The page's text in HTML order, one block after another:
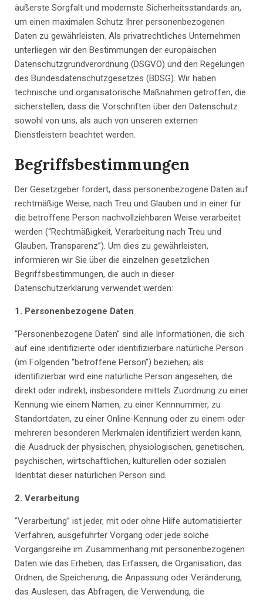
äußerste Sorgfalt und modernste Sicherheitsstandards an,
um einen maximalen Schutz Ihrer personenbezogenen
Daten zu gewährleisten. Als privatrechtliches Unternehmen
unterliegen wir den Bestimmungen der europäischen
Datenschutzgrundverordnung (DSGVO) und den Regelungen
des Bundesdatenschutzgesetzes (BDSG). Wir haben
technische und organisatorische Maßnahmen getroffen, die
sicherstellen, dass die Vorschriften über den Datenschutz
sowohl von uns, als auch von unseren externen
Dienstleistern beachtet werden.
Begriffsbestimmungen
Der Gesetzgeber fordert, dass personenbezogene Daten auf
rechtmäßige Weise, nach Treu und Glauben und in einer für
die betroffene Person nachvollziehbaren Weise verarbeitet
werden (“Rechtmäßigkeit, Verarbeitung nach Treu und
Glauben, Transparenz”). Um dies zu gewährleisten,
informieren wir Sie über die einzelnen gesetzlichen
Begriffsbestimmungen, die auch in dieser
Datenschutzerklärung verwendet werden:
1. Personenbezogene Daten
“Personenbezogene Daten” sind alle Informationen, die sich
auf eine identifizierte oder identifizierbare natürliche Person
(im Folgenden “betroffene Person”) beziehen; als
identifizierbar wird eine natürliche Person angesehen, die
direkt oder indirekt, insbesondere mittels Zuordnung zu einer
Kennung wie einem Namen, zu einer Kennnummer, zu
Standortdaten, zu einer Online-Kennung oder zu einem oder
mehreren besonderen Merkmalen identifiziert werden kann,
die Ausdruck der physischen, physiologischen, genetischen,
psychischen, wirtschaftlichen, kulturellen oder sozialen
Identität dieser natürlichen Person sind.
2. Verarbeitung
“Verarbeitung” ist jeder, mit oder ohne Hilfe automatisierter
Verfahren, ausgeführter Vorgang oder jede solche
Vorgangsreihe im Zusammenhang mit personenbezogenen
Daten wie das Erheben, das Erfassen, die Organisation, das
Ordnen, die Speicherung, die Anpassung oder Veränderung,
das Auslesen, das Abfragen, die Verwendung, die